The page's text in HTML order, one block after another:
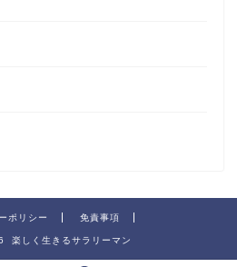
ポリシー 免責事項
楽しく生きるサラリーマン